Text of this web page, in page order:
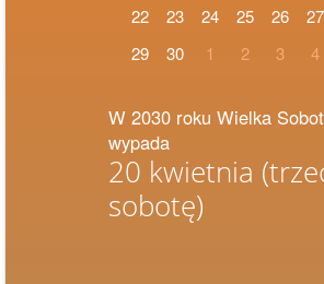
22
23 24 25 26 27
29
30 1 2 3 4
W 2030 roku Wielka
wypada
20 kwietnia
sobotę)